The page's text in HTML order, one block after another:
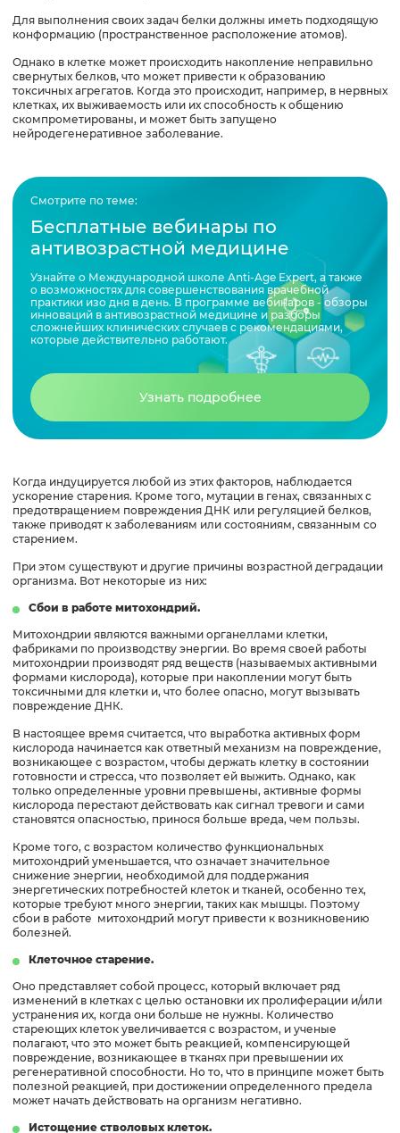
Для выполнения своих задач белки должны иметь подходящую
конформацию (пространственное расположение атомов).
Однако в клетке может происходить накопление неправильно
свернутых белков, что может привести к образованию
токсичных агрегатов. Когда это происходит, например, в нервных
клетках, их выживаемость или их способность к общению
скомпрометированы, и может быть запущено
нейродегенеративное заболевание.
Смотрите по теме:
Бесплатные вебинары по
антивозрастной медицине
Узнайте о Международной школе Anti-Age Expert, а также
о возможностях для совершенствования врачебной
практики изо дня в день. В программе вебинаров - обзоры
инноваций в антивозрастной медицине и разборы
сложнейших клинических случаев с рекомендациями,
которые действительно работают.
Узнать подробнее
Когда индуцируется любой из этих факторов, наблюдается
ускорение старения. Кроме того, мутации в генах, связанных с
предотвращением повреждения ДНК или регуляцией белков,
также приводят к заболеваниям или состояниям, связанным со
старением.
При этом существуют и другие причины возрастной деградации
организма. Вот некоторые из них:
Сбои в работе митохондрий.
Митохондрии являются важными органеллами клетки,
фабриками по производству энергии. Во время своей работы
митохондрии производят ряд веществ (называемых активными
формами кислорода), которые при накоплении могут быть
токсичными для клетки и, что более опасно, могут вызывать
повреждение ДНК.
В настоящее время считается, что выработка активных форм
кислорода начинается как ответный механизм на повреждение,
возникающее с возрастом, чтобы держать клетку в состоянии
готовности и стресса, что позволяет ей выжить. Однако, как
только определенные уровни превышены, активные формы
кислорода перестают действовать как сигнал тревоги и сами
становятся опасностью, принося больше вреда, чем пользы.
Кроме того, с возрастом количество функциональных
митохондрий уменьшается, что означает значительное
снижение энергии, необходимой для поддержания
энергетических потребностей клеток и тканей, особенно тех,
которые требуют много энергии, таких как мышцы. Поэтому
сбои в работе митохондрий могут привести к возникновению
болезней.
Клеточное старение.
Оно представляет собой процесс, который включает ряд
изменений в клетках с целью остановки их пролиферации и/или
устранения их, когда они больше не нужны. Количество
стареющих клеток увеличивается с возрастом, и ученые
полагают, что это может быть реакцией, компенсирующей
повреждение, возникающее в тканях при превышении их
регенеративной способности. Но то, что в принципе может быть
полезной реакцией, при достижении определенного предела
может начать действовать на организм негативно.
Истощение стволовых клеток.